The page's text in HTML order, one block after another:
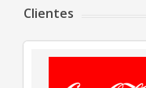
Clientes